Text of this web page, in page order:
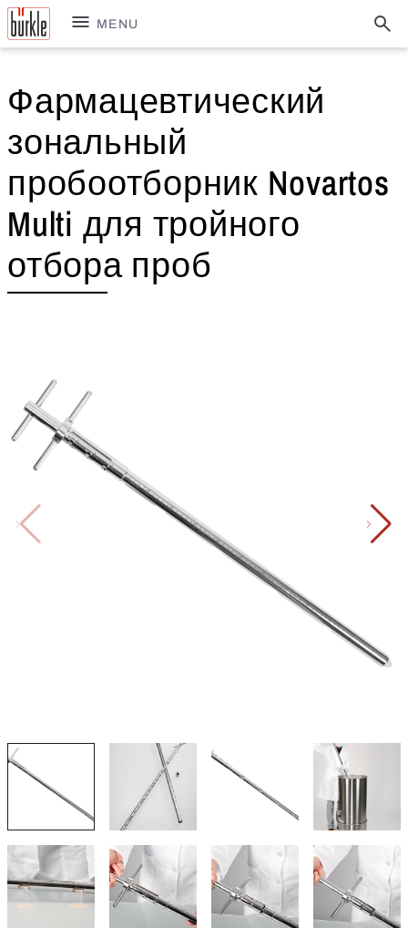
MENU
Фармацевтический
зональный
пробоотборник Novartos
Multi для тройного
отбора проб